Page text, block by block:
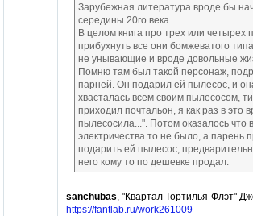
Зарубежная литература вроде бы
середины 20го века.
В целом книга про трех или
прибухнуть все они бомжеватого
не унывающие и вроде довольные
Помню там был такой персонаж,
парней. Он подарил ей пылесос, и
хвасталась всем своим пылесосом,
приходил почтальон, я как раз в это
пылесосила...". Потом оказалось что
электричества то не было, а парень
подарить ей пылесос,
него кому то по дешевке продал.
sanchubas, "Квартал Тортилья-Флэт"
https://fantlab.ru/work261009